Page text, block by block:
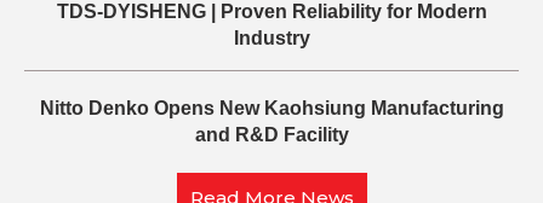
TDS-DYISHENG | Proven Reliability for Modern
Industry
Nitto Denko Opens New Kaohsiung Manufacturing
and R&D Facility
Read More News